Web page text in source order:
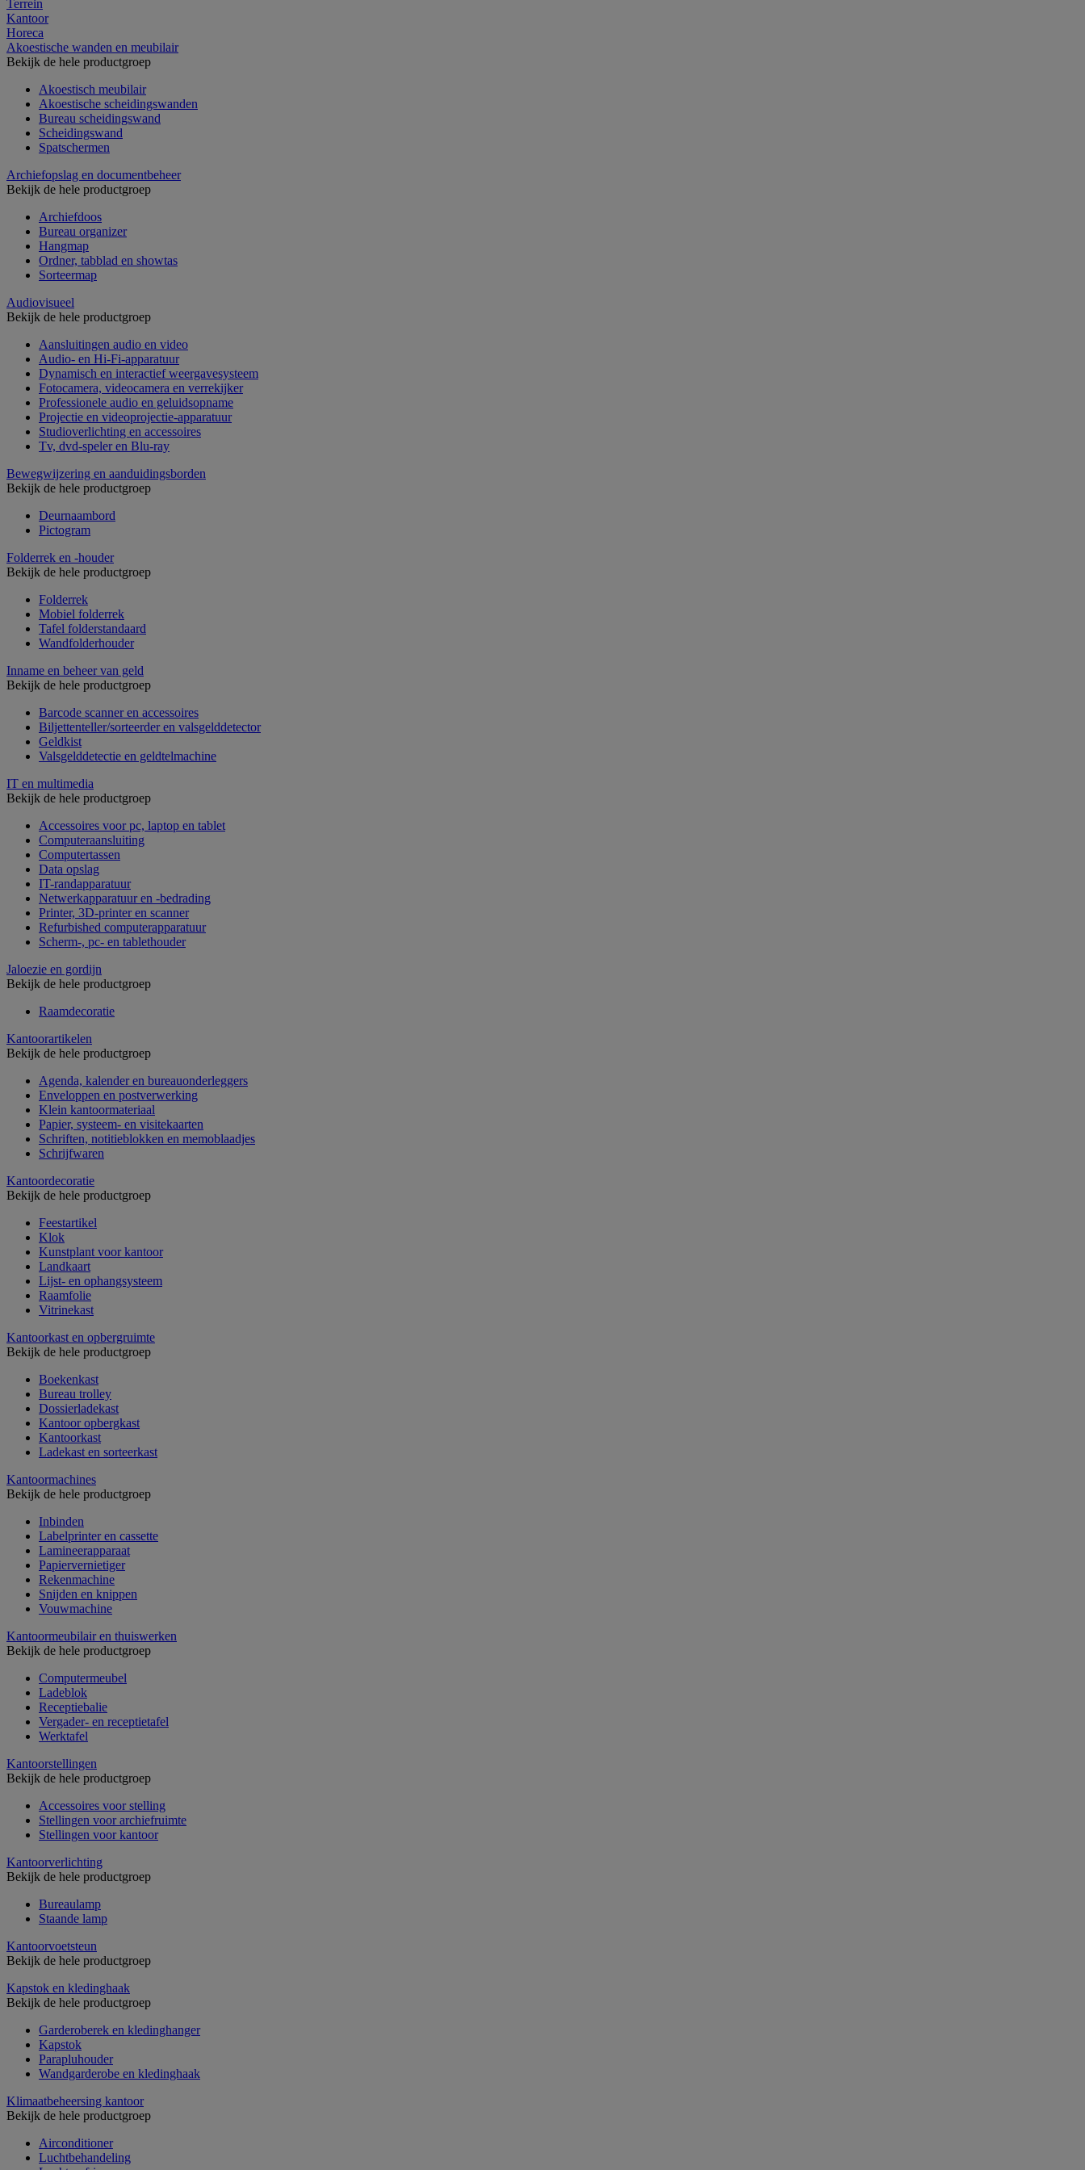
Terrein
Kantoor
Horeca
Akoestische wanden en meubilair
Bekijk de hele productgroep
Akoestisch meubilair
Akoestische scheidingswanden
Bureau scheidingswand
Scheidingswand
Spatschermen
Archiefopslag en documentbeheer
Bekijk de hele productgroep
Archiefdoos
Bureau organizer
Hangmap
Ordner, tabblad en showtas
Sorteermap
Audiovisueel
Bekijk de hele productgroep
Aansluitingen audio en video
Audio- en Hi-Fi-apparatuur
Dynamisch en interactief weergavesysteem
Fotocamera, videocamera en verrekijker
Professionele audio en geluidsopname
Projectie en videoprojectie-apparatuur
Studioverlichting en accessoires
Tv, dvd-speler en Blu-ray
Bewegwijzering en aanduidingsborden
Bekijk de hele productgroep
Deurnaambord
Pictogram
Folderrek en -houder
Bekijk de hele productgroep
Folderrek
Mobiel folderrek
Tafel folderstandaard
Wandfolderhouder
Inname en beheer van geld
Bekijk de hele productgroep
Barcode scanner en accessoires
Biljettenteller/sorteerder en valsgelddetector
Geldkist
Valsgelddetectie en geldtelmachine
IT en multimedia
Bekijk de hele productgroep
Accessoires voor pc, laptop en tablet
Computeraansluiting
Computertassen
Data opslag
IT-randapparatuur
Netwerkapparatuur en -bedrading
Printer, 3D-printer en scanner
Refurbished computerapparatuur
Scherm-, pc- en tablethouder
Jaloezie en gordijn
Bekijk de hele productgroep
Raamdecoratie
Kantoorartikelen
Bekijk de hele productgroep
Agenda, kalender en bureauonderleggers
Enveloppen en postverwerking
Klein kantoormateriaal
Papier, systeem- en visitekaarten
Schriften, notitieblokken en memoblaadjes
Schrijfwaren
Kantoordecoratie
Bekijk de hele productgroep
Feestartikel
Klok
Kunstplant voor kantoor
Landkaart
Lijst- en ophangsysteem
Raamfolie
Vitrinekast
Kantoorkast en opbergruimte
Bekijk de hele productgroep
Boekenkast
Bureau trolley
Dossierladekast
Kantoor opbergkast
Kantoorkast
Ladekast en sorteerkast
Kantoormachines
Bekijk de hele productgroep
Inbinden
Labelprinter en cassette
Lamineerapparaat
Papiervernietiger
Rekenmachine
Snijden en knippen
Vouwmachine
Kantoormeubilair en thuiswerken
Bekijk de hele productgroep
Computermeubel
Ladeblok
Receptiebalie
Vergader- en receptietafel
Werktafel
Kantoorstellingen
Bekijk de hele productgroep
Accessoires voor stelling
Stellingen voor archiefruimte
Stellingen voor kantoor
Kantoorverlichting
Bekijk de hele productgroep
Bureaulamp
Staande lamp
Kantoorvoetsteun
Bekijk de hele productgroep
Kapstok en kledinghaak
Bekijk de hele productgroep
Garderoberek en kledinghanger
Kapstok
Parapluhouder
Wandgarderobe en kledinghaak
Klimaatbeheersing kantoor
Bekijk de hele productgroep
Airconditioner
Luchtbehandeling